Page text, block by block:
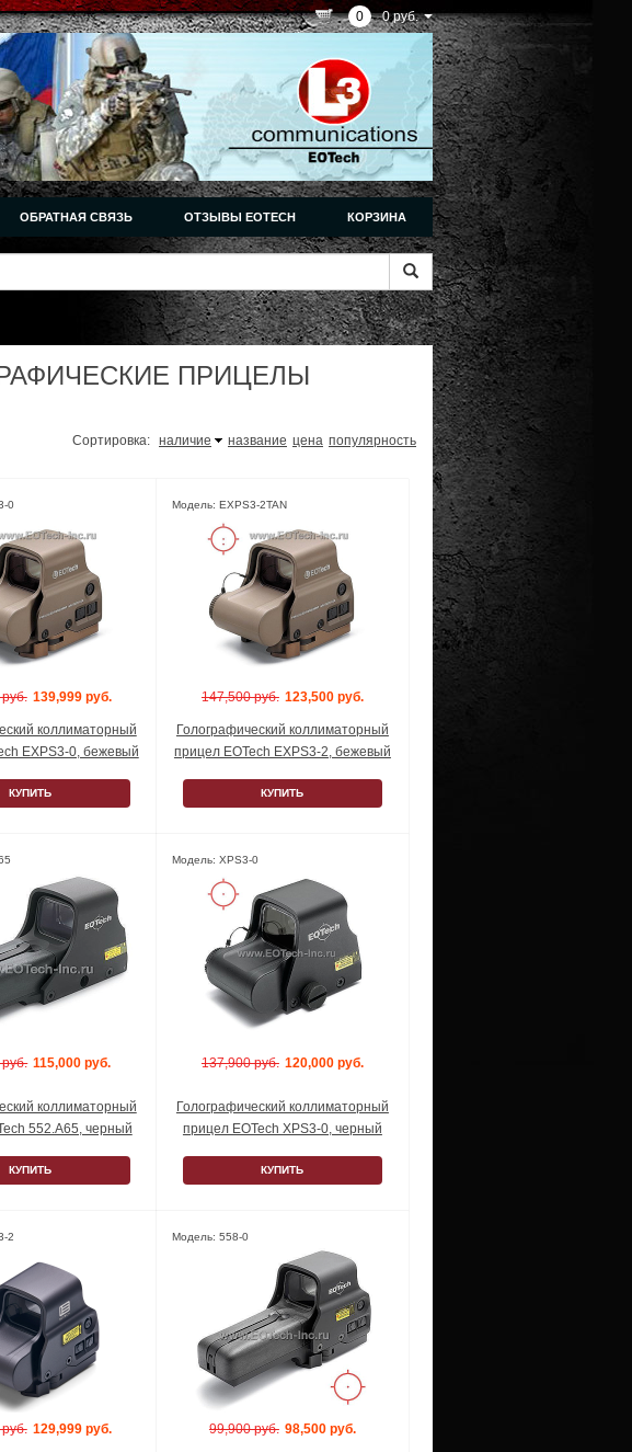
0 0 руб.
ОБРАТНАЯ СВЯЗЬ ОТЗЫВЫ EOTECH КОРЗИНА
ПРИЦЕЛЫ
Сортировка: наличие название цена популярность
0
139,999 руб.
коллиматорный
EXPS3-0, бежевый
КУПИТЬ
Модель: EXPS3-2TAN
147,500 руб. 123,500 руб.
Голографический коллиматорный
прицел EOTech EXPS3-2, бежевый
КУПИТЬ
115,000 руб.
коллиматорный
552.A65, черный
КУПИТЬ
Модель: XPS3-0
137,900 руб. 120,000 руб.
Голографический коллиматорный
прицел EOTech XPS3-0, черный
КУПИТЬ
2
129,999 руб.
Модель: 558-0
99,900 руб. 98,500 руб.